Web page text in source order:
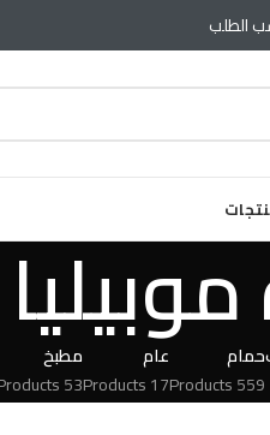
الطلب
حمام
559 Products
عام
17 Products
مطبخ
53 Products